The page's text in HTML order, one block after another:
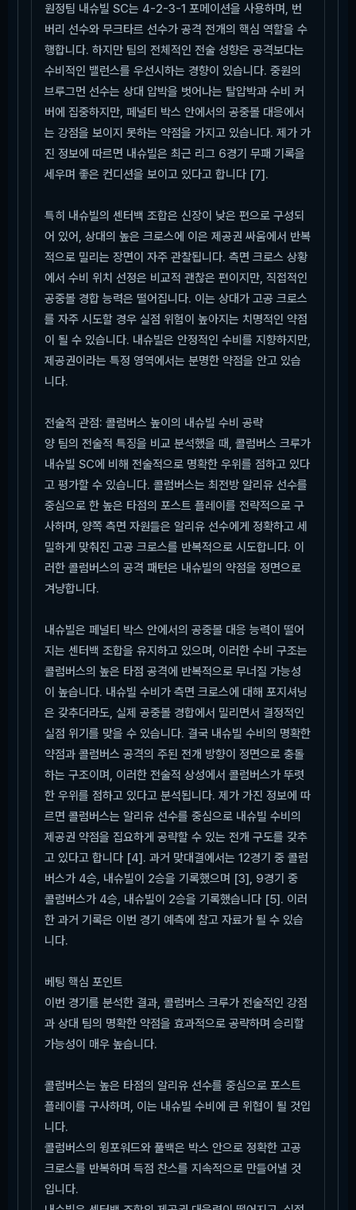
원정팀 내슈빌 SC는 4-2-3-1 포메이션을 사용하며, 번
버리 선수와 무크타르 선수가 공격 전개의 핵심 역할을 수
행합니다. 하지만 팀의 전체적인 전술 성향은 공격보다는
수비적인 밸런스를 우선시하는 경향이 있습니다. 중원의
브루그먼 선수는 상대 압박을 벗어나는 탈압박과 수비 커
버에 집중하지만, 페널티 박스 안에서의 공중볼 대응에서
는 강점을 보이지 못하는 약점을 가지고 있습니다. 제가 가
진 정보에 따르면 내슈빌은 최근 리그 6경기 무패 기록을
세우며 좋은 컨디션을 보이고 있다고 합니다 [7].
특히 내슈빌의 센터백 조합은 신장이 낮은 편으로 구성되
어 있어, 상대의 높은 크로스에 이은 제공권 싸움에서 반복
적으로 밀리는 장면이 자주 관찰됩니다. 측면 크로스 상황
에서 수비 위치 선정은 비교적 괜찮은 편이지만, 직접적인
공중볼 경합 능력은 떨어집니다. 이는 상대가 고공 크로스
를 자주 시도할 경우 실점 위험이 높아지는 치명적인 약점
이 될 수 있습니다. 내슈빌은 안정적인 수비를 지향하지만,
제공권이라는 특정 영역에서는 분명한 약점을 안고 있습
니다.
전술적 관점: 콜럼버스 높이의 내슈빌 수비 공략
양 팀의 전술적 특징을 비교 분석했을 때, 콜럼버스 크루가
내슈빌 SC에 비해 전술적으로 명확한 우위를 점하고 있다
고 평가할 수 있습니다. 콜럼버스는 최전방 알리유 선수를
중심으로 한 높은 타점의 포스트 플레이를 전략적으로 구
사하며, 양쪽 측면 자원들은 알리유 선수에게 정확하고 세
밀하게 맞춰진 고공 크로스를 반복적으로 시도합니다. 이
러한 콜럼버스의 공격 패턴은 내슈빌의 약점을 정면으로
겨냥합니다.
내슈빌은 페널티 박스 안에서의 공중볼 대응 능력이 떨어
지는 센터백 조합을 유지하고 있으며, 이러한 수비 구조는
콜럼버스의 높은 타점 공격에 반복적으로 무너질 가능성
이 높습니다. 내슈빌 수비가 측면 크로스에 대해 포지셔닝
은 갖추더라도, 실제 공중볼 경합에서 밀리면서 결정적인
실점 위기를 맞을 수 있습니다. 결국 내슈빌 수비의 명확한
약점과 콜럼버스 공격의 주된 전개 방향이 정면으로 충돌
하는 구조이며, 이러한 전술적 상성에서 콜럼버스가 뚜렷
한 우위를 점하고 있다고 분석됩니다. 제가 가진 정보에 따
르면 콜럼버스는 알리유 선수를 중심으로 내슈빌 수비의
제공권 약점을 집요하게 공략할 수 있는 전개 구도를 갖추
고 있다고 합니다 [4]. 과거 맞대결에서는 12경기 중 콜럼
버스가 4승, 내슈빌이 2승을 기록했으며 [3], 9경기 중
콜럼버스가 4승, 내슈빌이 2승을 기록했습니다 [5]. 이러
한 과거 기록은 이번 경기 예측에 참고 자료가 될 수 있습
니다.
베팅 핵심 포인트
이번 경기를 분석한 결과, 콜럼버스 크루가 전술적인 강점
과 상대 팀의 명확한 약점을 효과적으로 공략하며 승리할
가능성이 매우 높습니다.
콜럼버스는 높은 타점의 알리유 선수를 중심으로 포스트
플레이를 구사하며, 이는 내슈빌 수비에 큰 위협이 될 것입
니다.
콜럼버스의 윙포워드와 풀백은 박스 안으로 정확한 고공
크로스를 반복하며 득점 찬스를 지속적으로 만들어낼 것
입니다.